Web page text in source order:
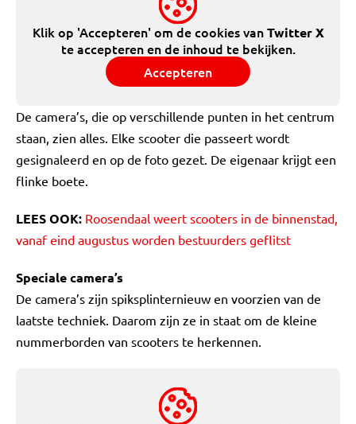
Klik op 'Accepteren' om de cookies vanTwitter X
te accepteren en de inhoud te bekijken.
Accepteren
De camera’s, die op verschillende punten in het centrum
staan, zien alles. Elke scooter die passeert wordt
gesignaleerd en op de foto gezet. De eigenaar krijgt een
flinke boete.
LEES OOK: Roosendaal weert scooters in de binnenstad,
vanaf eind augustus worden bestuurders geflitst
Speciale camera’s
De camera’s zijn spiksplinternieuw en voorzien van de
laatste techniek. Daarom zijn ze in staat om de kleine
nummerborden van scooters te herkennen.